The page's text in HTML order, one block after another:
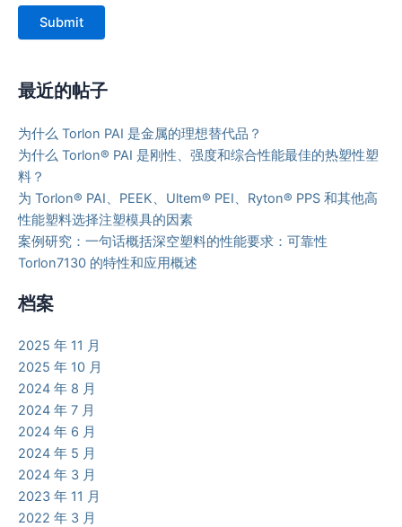
Submit
最近的帖子
为什么 Torlon PAI 是金属的理想替代品？
为什么 Torlon® PAI 是刚性、强度和综合性能最佳的热塑性塑
料？
为 Torlon® PAI、PEEK、Ultem® PEI、Ryton® PPS 和其他高
性能塑料选择注塑模具的因素
案例研究：一句话概括深空塑料的性能要求：可靠性
Torlon7130 的特性和应用概述
档案
2025 年 11 月
2025 年 10 月
2024 年 8 月
2024 年 7 月
2024 年 6 月
2024 年 5 月
2024 年 3 月
2023 年 11 月
2022 年 3 月